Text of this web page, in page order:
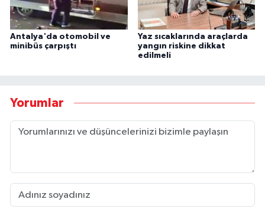
Antalya'da otomobil ve
minibüs çarpıştı
Yaz sıcaklarında araçlarda
yangın riskine dikkat
edilmeli
Yorumlar